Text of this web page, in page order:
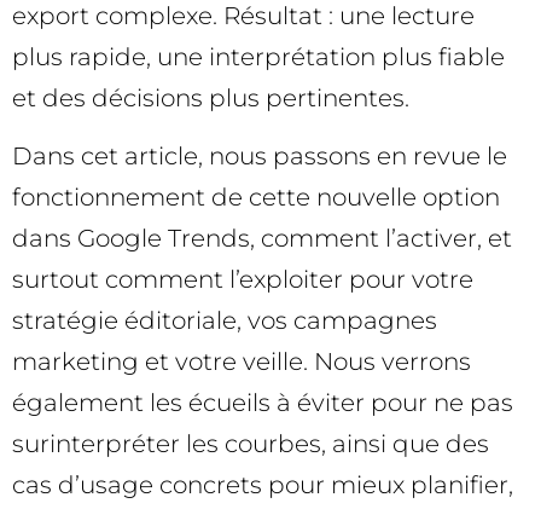
export complexe. Résultat : une lecture
plus rapide, une interprétation plus fiable
et des décisions plus pertinentes.
Dans cet article, nous passons en revue le
fonctionnement de cette nouvelle option
dans Google Trends, comment l’activer, et
surtout comment l’exploiter pour votre
stratégie éditoriale, vos campagnes
marketing et votre veille. Nous verrons
également les écueils à éviter pour ne pas
surinterpréter les courbes, ainsi que des
cas d’usage concrets pour mieux planifier,